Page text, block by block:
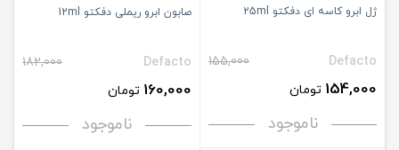
ژل ابرو کاسه ای دفکتو 25ml
Defacto
155,000
154,000 تومان
ناموجود
صابون ابرو ریملی دفکتو 12ml
Defacto
182,000
160,000 تومان
ناموجود